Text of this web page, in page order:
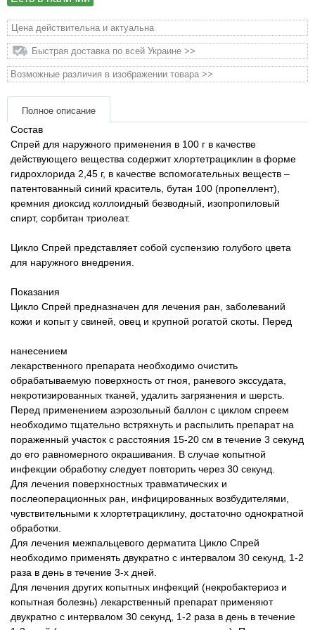
Цена действительна и актуальна
Быстрая доставка по всей Украине >>
Возможные различия в изображении товара >>
Полное описание
Состав
Спрей для наружного применения в 100 г в качестве
действующего вещества содержит хлортетрациклин в форме
гидрохлорида 2,45 г, в качестве вспомогательных веществ –
патентованный синий краситель, бутан 100 (пропеллент),
кремния диоксид коллоидный безводный, изопропиловый
спирт, сорбитан триолеат.
Цикло Спрей представляет собой суспензию голубого цвета
для наружного внедрения.
Показания
Цикло Спрей предназначен для лечения ран, заболеваний
кожи и копыт у свиней, овец и крупной рогатой скоты. Перед
нанесением
лекарственного препарата необходимо очистить
обрабатываемую поверхность от гноя, раневого экссудата,
некротизированных тканей, удалить загрязнения и шерсть.
Перед применением аэрозольный баллон с циклом спреем
необходимо тщательно встряхнуть и распылить препарат на
пораженный участок с расстояния 15-20 см в течение 3 секунд
до его равномерного окрашивания. В случае копытной
инфекции обработку следует повторить через 30 секунд.
Для лечения поверхностных травматических и
послеоперационных ран, инфицированных возбудителями,
чувствительными к хлортетрациклину, достаточно однократной
обработки.
Для лечения межпальцевого дерматита Цикло Спрей
необходимо применять двукратно с интервалом 30 секунд, 1-2
раза в день в течение 3-х дней.
Для лечения других копытных инфекций (некробактериоз и
копытная болезнь) лекарственный препарат применяют
двукратно с интервалом 30 секунд, 1-2 раза в день в течение
Товари для голубів
Товари для гризунів
Товары для лошадей
Товары для людей
Хозряд - хозтовары оптом
Популярные зоотовары
Архив / Снято с производства